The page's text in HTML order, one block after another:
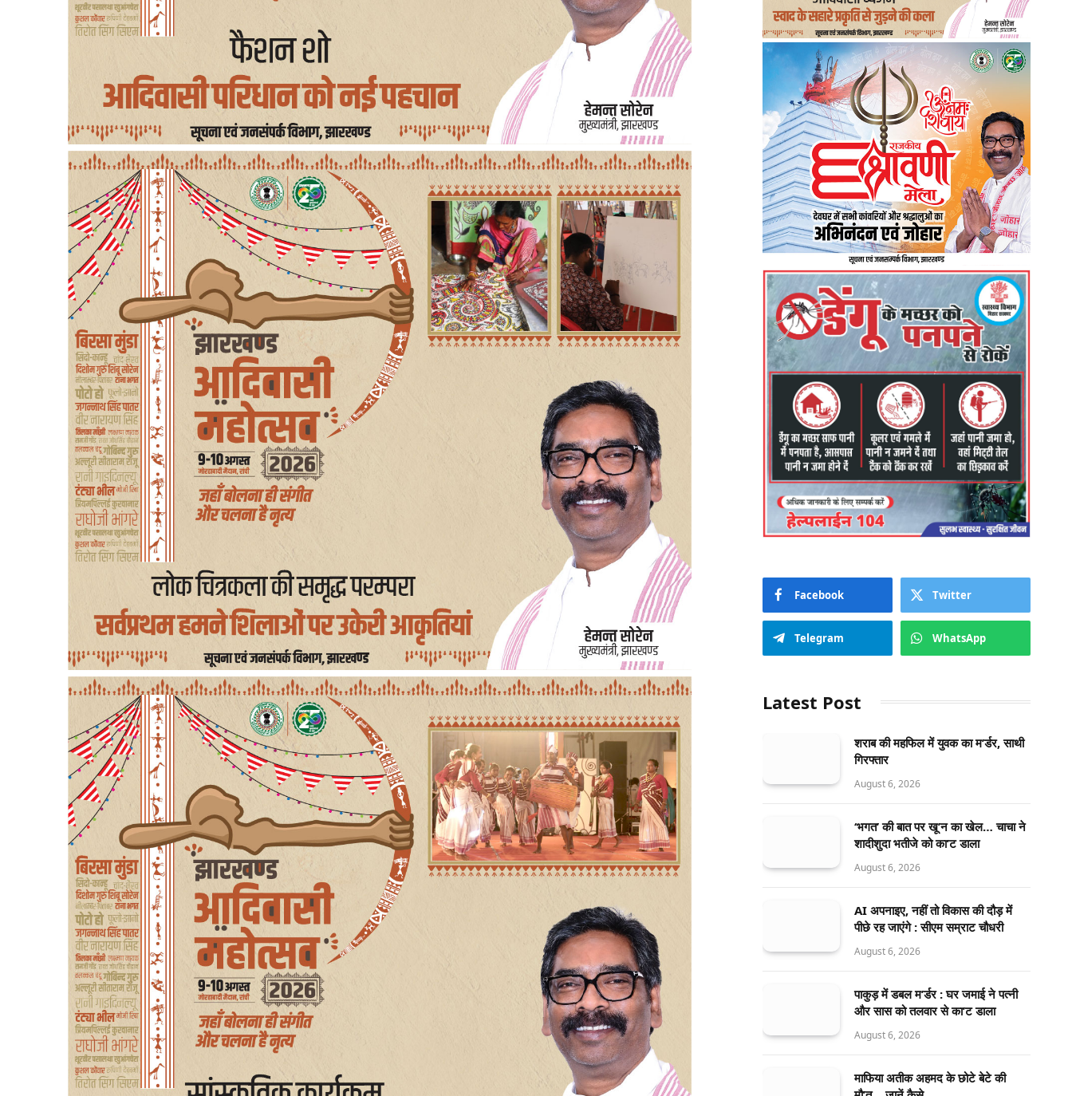
Facebook Twitter
Telegram WhatsApp
Latest Post
शराब की महफिल में युवक का म’र्डर, साथी
गिरफ्तार
August 6, 2026
‘भगत’ की बात पर खू’न का खेल… चाचा ने
शादीशुदा भतीजे को का’ट डाला
August 6, 2026
AI अपनाइए, नहीं तो विकास की दौड़ में
पीछे रह जाएंगे : सीएम सम्राट चौधरी
August 6, 2026
पाकुड़ में डबल म’र्डर : घर जमाई ने पत्नी
और सास को तलवार से का’ट डाला
August 6, 2026
माफिया अतीक अहमद के छोटे बेटे की